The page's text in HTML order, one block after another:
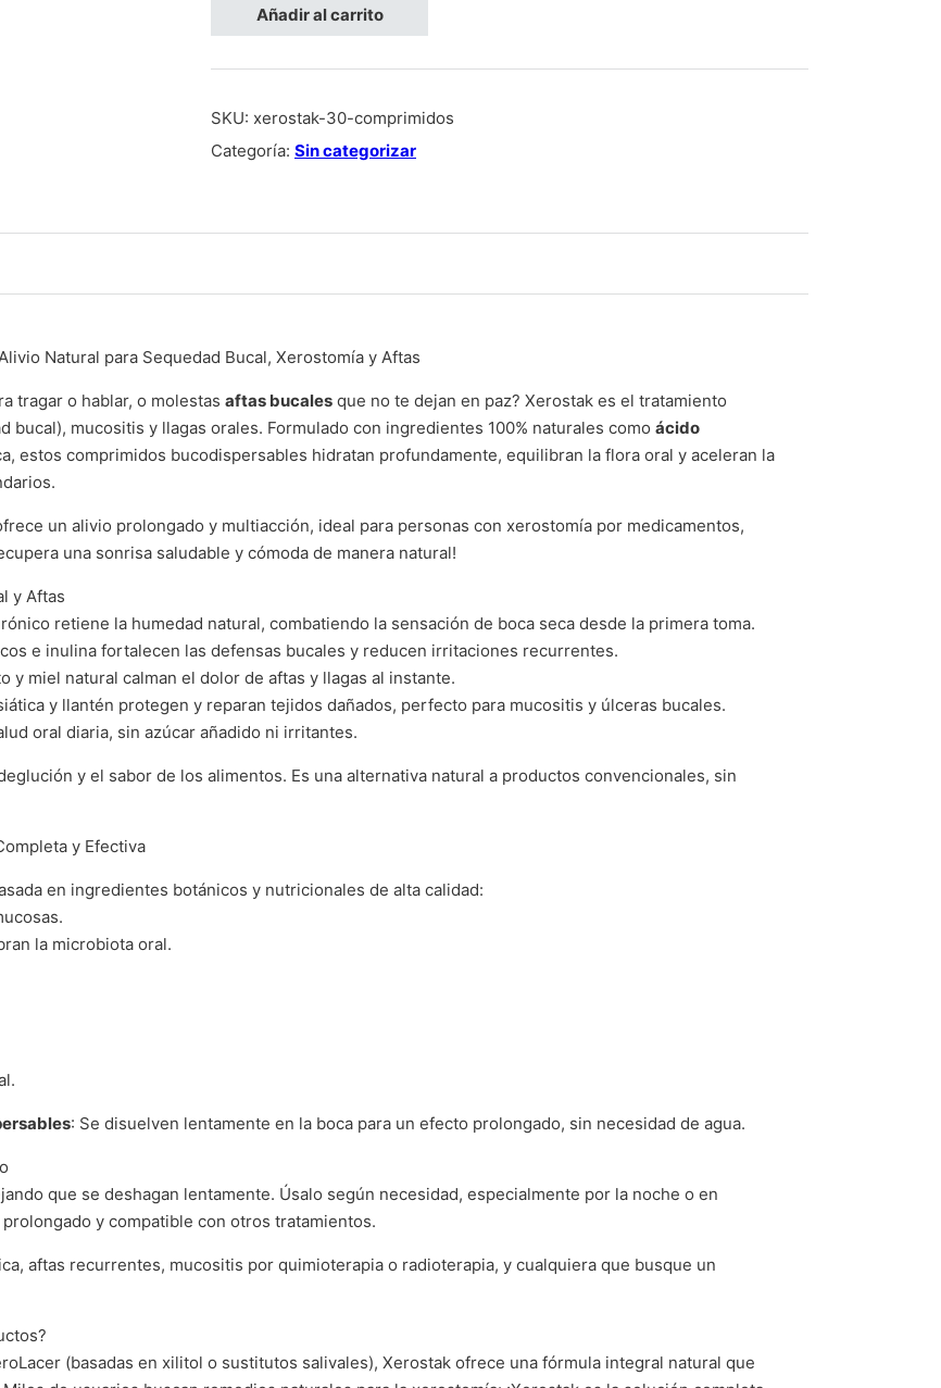
Añadir al carrito
SKU: xerostak-30-comprimidos
Categoría: Sin categorizar
Natural para Sequedad Bucal, Xerostomía y Aftas
tragar o hablar, o molestas aftas bucales que no te dejan en paz? Xerostak es el tratamiento
bucal), mucositis y llagas orales. Formulado con ingredientes 100% naturales como ácido
estos comprimidos bucodispersables hidratan profundamente, equilibran la flora oral y aceleran la
un alivio prolongado y multiacción, ideal para personas con xerostomía por medicamentos,
una sonrisa saludable y cómoda de manera natural!
y Aftas
retiene la humedad natural, combatiendo la sensación de boca seca desde la primera toma.
e inulina fortalecen las defensas bucales y reducen irritaciones recurrentes.
y miel natural calman el dolor de aftas y llagas al instante.
y llantén protegen y reparan tejidos dañados, perfecto para mucositis y úlceras bucales.
oral diaria, sin azúcar añadido ni irritantes.
y el sabor de los alimentos. Es una alternativa natural a productos convencionales, sin
y Efectiva
en ingredientes botánicos y nutricionales de alta calidad:
la microbiota oral.
: Se disuelven lentamente en la boca para un efecto prolongado, sin necesidad de agua.
que se deshagan lentamente. Úsalo según necesidad, especialmente por la noche o en
y compatible con otros tratamientos.
aftas recurrentes, mucositis por quimioterapia o radioterapia, y cualquiera que busque un
(basadas en xilitol o sustitutos salivales), Xerostak ofrece una fórmula integral natural que